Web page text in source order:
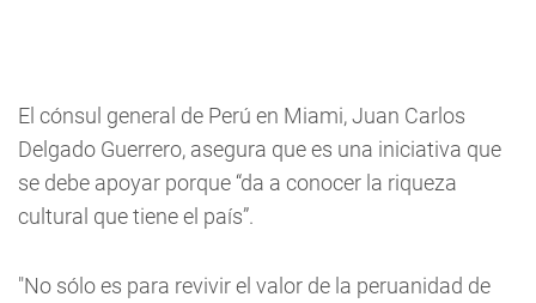
El cónsul general de Perú en Miami, Juan Carlos
Delgado Guerrero, asegura que es una iniciativa que
se debe apoyar porque “da a conocer la riqueza
cultural que tiene el país”.
"No sólo es para revivir el valor de la peruanidad de